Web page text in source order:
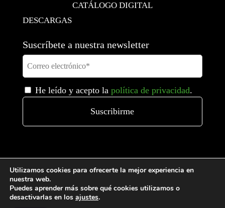
CATÁLOGO DIGITAL
DESCARGAS
Suscríbete a nuestra newsletter
He leído y acepto la política de privacidad.
Utilizamos cookies para ofrecerte la mejor experiencia en
nuestra web.
Puedes aprender más sobre qué cookies utilizamos o
desactivarlas en los ajustes.